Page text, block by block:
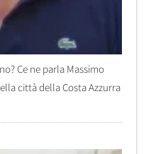
Ce ne parla Massimo
città della Costa Azzurra